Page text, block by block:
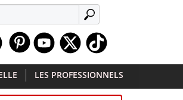
APPLIQUER
Instagram Youtube
LES PROFESSIONNELS